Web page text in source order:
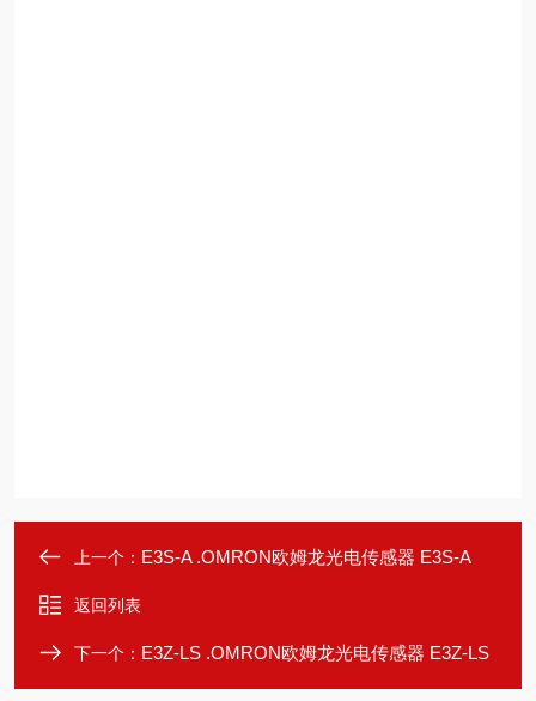
上一个： E3S-A .OMRON欧姆龙光电传感器 E3S-A
返回列表
下一个： E3Z-LS .OMRON欧姆龙光电传感器 E3Z-LS